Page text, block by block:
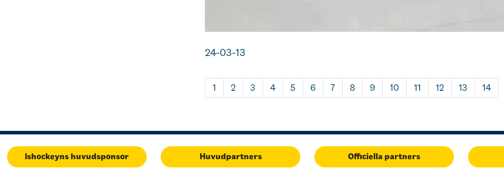
24-03-13
1 2 3 4 5 6 7 8 9 10 11 12 13 14
Ishockeyns huvudsponsor Huvudpartners Officiella partners